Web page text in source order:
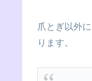
爪とぎ以外
ります。